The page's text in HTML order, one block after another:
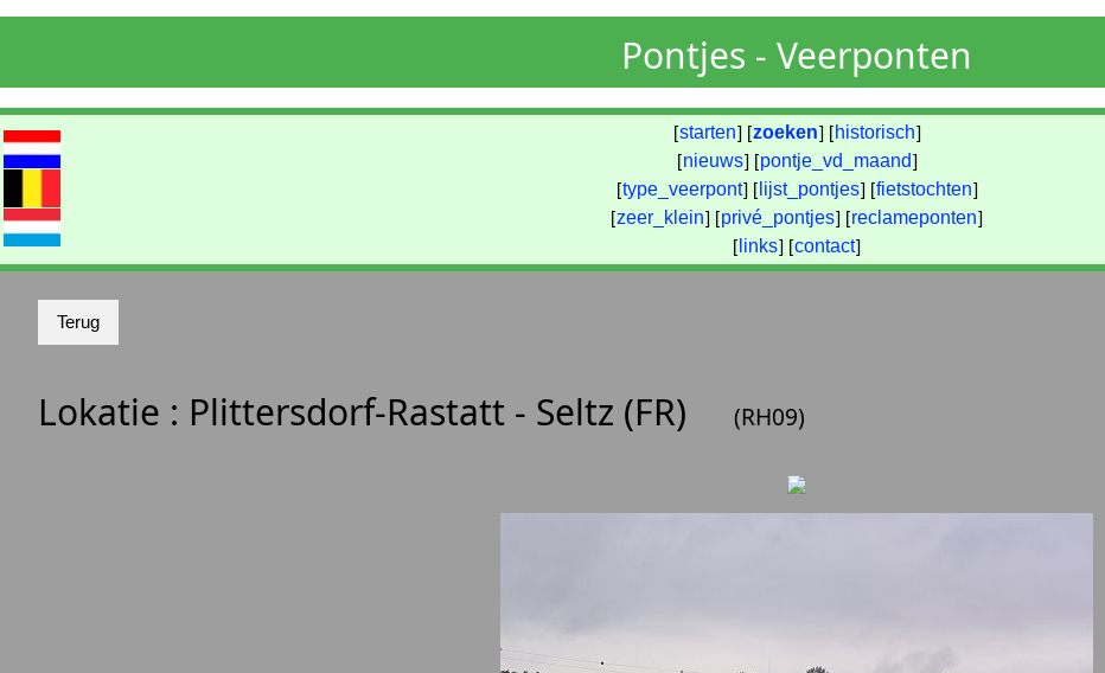
Pontjes - Veerponten
[starten] [zoeken] [ historisch]
[nieuws] [pontje_vd_maand]
[type_veerpont] [ lijst_pontjes] [fietstochten]
[zeer_klein] [privé_pontjes] [reclameponten]
[ links] [contact]
Lokatie : Plittersdorf-Rastatt - Seltz (FR) (RH09)